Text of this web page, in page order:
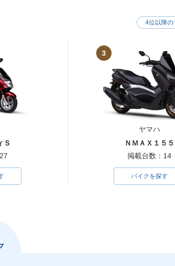
Ｓ
3
ヤマハ
ＮＭＡＸ１５５
掲載台数：14
バイクを探す
4位以降の